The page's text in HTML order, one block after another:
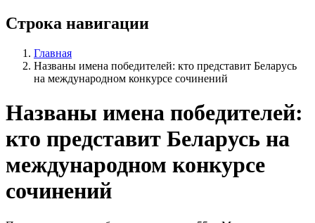
Строка навигации
Главная
Названы имена победителей: кто представит Беларусь
на международном конкурсе сочинений
Названы имена победителей:
кто представит Беларусь на
международном конкурсе
сочинений